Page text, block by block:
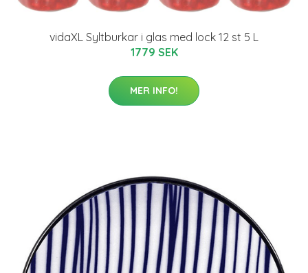
vidaXL Syltburkar i glas med lock 12 st 5 L
1779 SEK
MER INFO!